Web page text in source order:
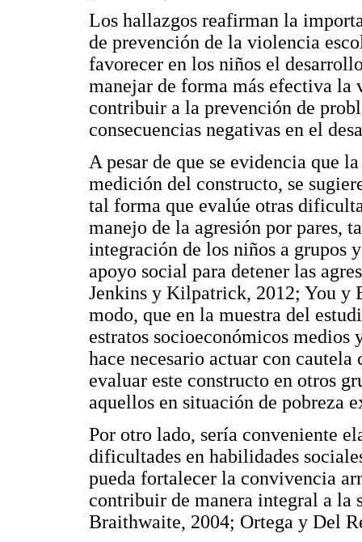
Los hallazgos reafirman la
de prevención de la violencia
favorecer en los niños el
manejar de forma más efectiva la
contribuir a la prevención de
consecuencias negativas en el
A pesar de que se evidencia que
medición del constructo, se
tal forma que evalúe otras
manejo de la agresión por pares,
integración de los niños a grupos
apoyo social para detener las
Jenkins y Kilpatrick, 2012; You y
modo, que en la muestra del
estratos socioeconómicos medios
hace necesario actuar con
evaluar este constructo en otros
aquellos en situación de pobreza
Por otro lado, sería conveniente
dificultades en habilidades
pueda fortalecer la convivencia
contribuir de manera integral a
Braithwaite, 2004; Ortega y Del